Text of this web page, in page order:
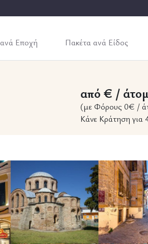
Εποχή Πακέτα ανά Είδος
από € /
(με Φόρους 0€ /
Κάνε Κράτηση για